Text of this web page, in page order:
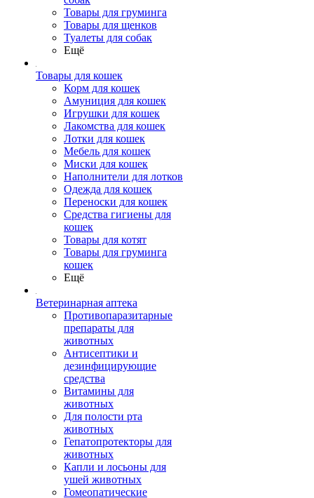
Товары для груминга
Товары для щенков
Туалеты для собак
Ещё
Товары для кошек
Корм для кошек
Амуниция для кошек
Игрушки для кошек
Лакомства для кошек
Лотки для кошек
Мебель для кошек
Миски для кошек
Наполнители для лотков
Одежда для кошек
Переноски для кошек
Средства гигиены для
кошек
Товары для котят
Товары для груминга
кошек
Ещё
Ветеринарная аптека
Противопаразитарные
препараты для
животных
Антисептики и
дезинфицирующие
средства
Витамины для
животных
Для полости рта
животных
Гепатопротекторы для
животных
Капли и лосьоны для
ушей животных
Гомеопатические